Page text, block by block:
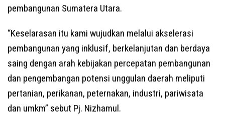
pembangunan Sumatera Utara.
“Keselarasan itu kami wujudkan melalui akselerasi
pembangunan yang inklusif, berkelanjutan dan berdaya
saing dengan arah kebijakan percepatan pembangunan
dan pengembangan potensi unggulan daerah meliputi
pertanian, perikanan, peternakan, industri, pariwisata
dan umkm” sebut Pj. Nizhamul.